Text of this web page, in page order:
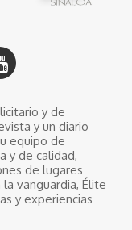
y de
y un diario
equipo de
y de calidad,
de lugares
vanguardia, Élite
y experiencias